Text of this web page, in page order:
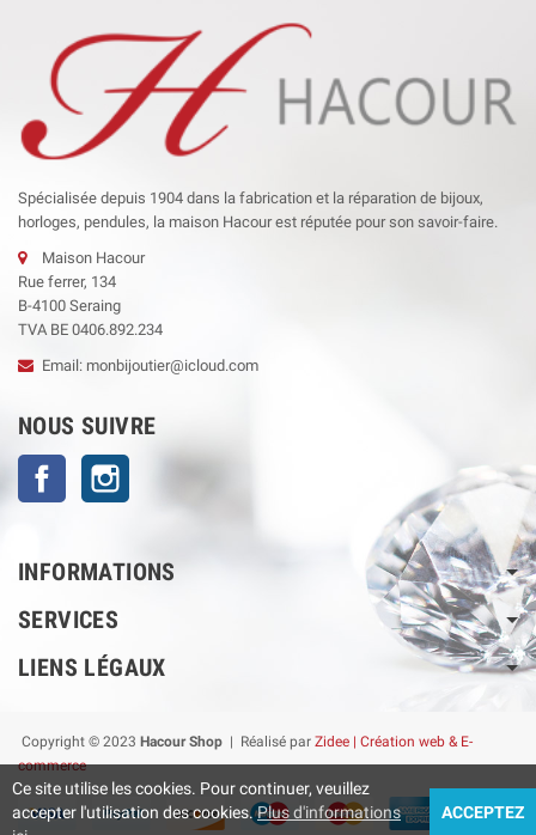
Spécialisée depuis 1904 dans la fabrication et la réparation de bijoux,
horloges, pendules, la maison Hacour est réputée pour son savoir-faire.
Maison Hacour
Rue ferrer, 134
B-4100 Seraing
TVA BE 0406.892.234
Email: monbijoutier@icloud.com
NOUS SUIVRE
Facebook
INFORMATIONS
SERVICES
LIENS LÉGAUX
Copyright © 2023 Hacour Shop | Réalisé par Zidee | Création web & E-
commerce
Ce site utilise les cookies. Pour continuer, veuillez
accepter l'utilisation des cookies.Plus d'informations
ACCEPTEZ